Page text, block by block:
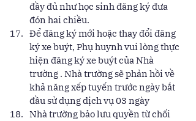
đầy đủ như học sinh đăng ký đưa
đón hai chiều.
Để đăng ký mới hoặc thay đổi đăng
ký xe buýt, Phụ huynh vui lòng thực
hiện đăng ký xe buýt của Nhà
trường . Nhà trường sẽ phản hồi về
khả năng xếp tuyến trước ngày bắt
đầu sử dụng dịch vụ 03 ngày
Nhà trường bảo lưu quyền từ chối